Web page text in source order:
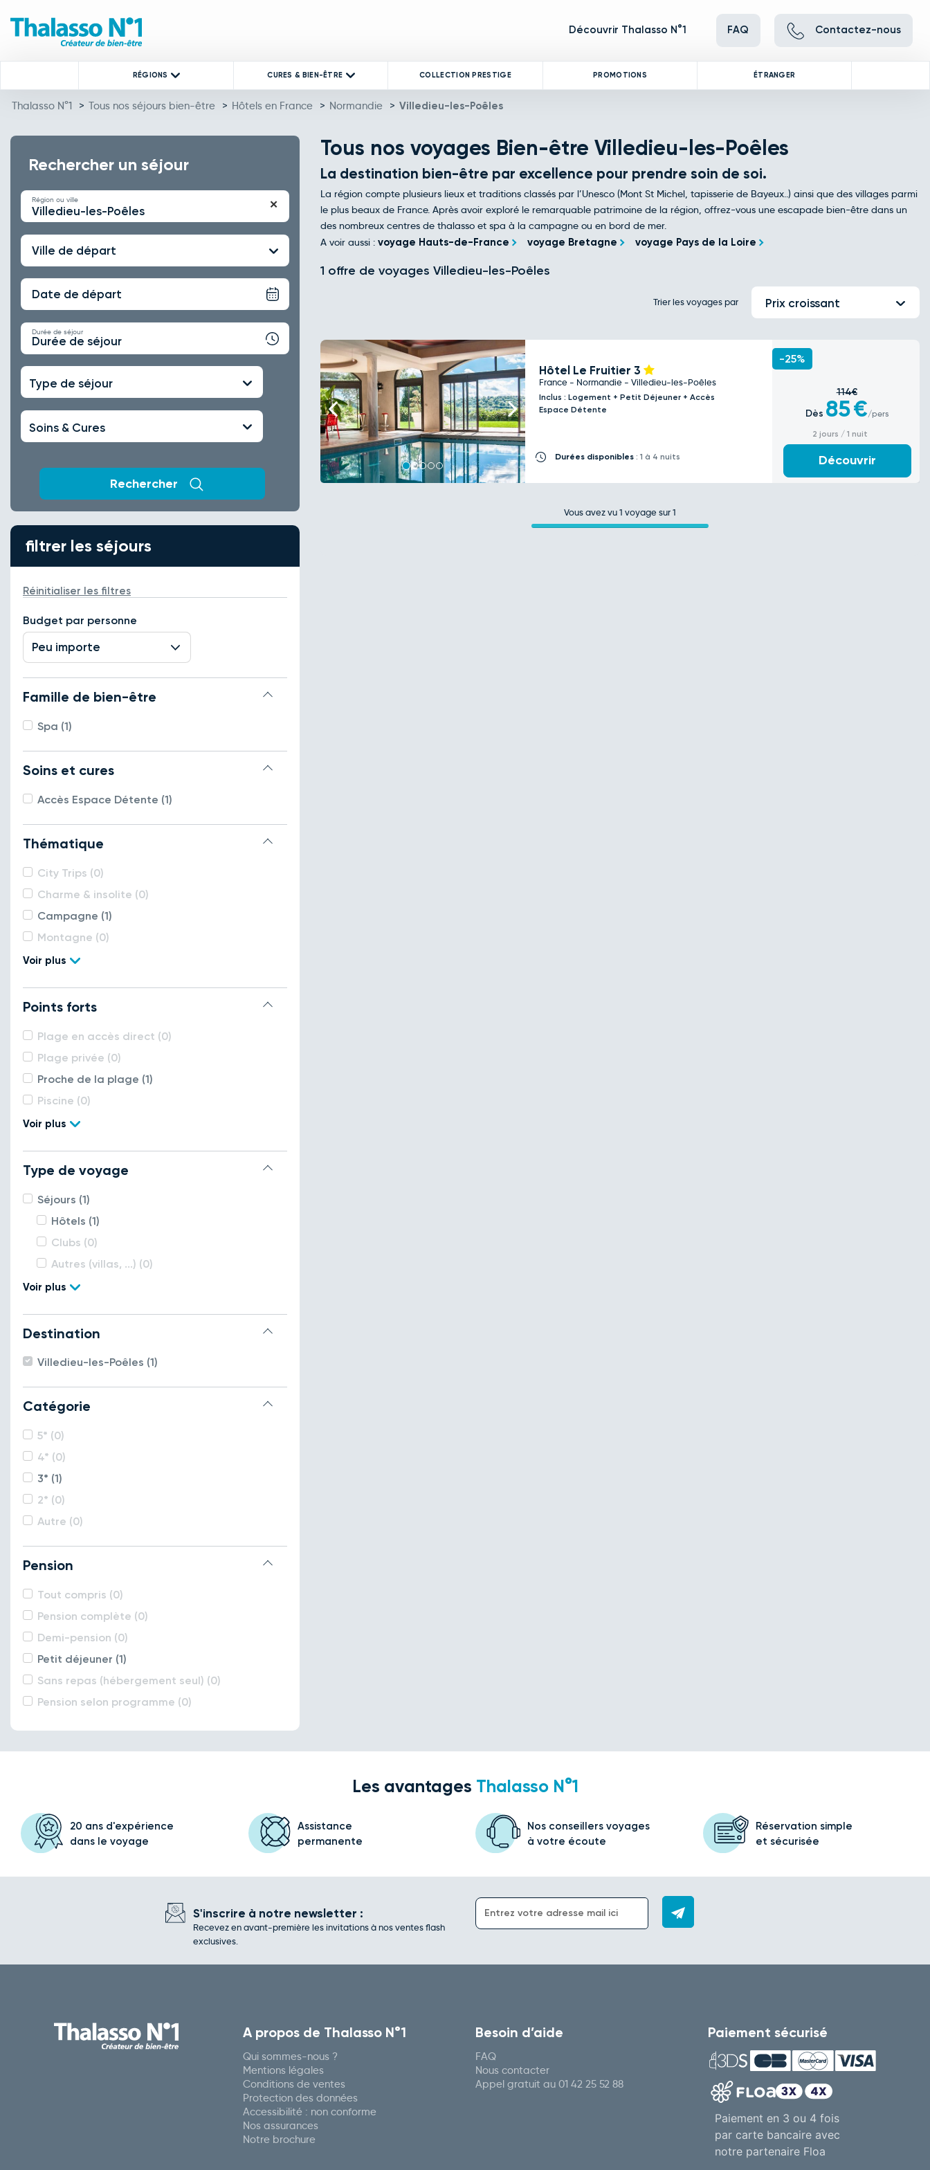
Découvrir Thalasso N°1 FAQ Contactez-nous
RÉGIONS CURES & BIEN-ÊTRE COLLECTION PRESTIGE PROMOTIONS ÉTRANGER
Thalasso N°1 > Tous nos séjours bien-être > Hôtels en France > Normandie > Villedieu-les-Poêles
Rechercher un séjour
Région ou ville
Villedieu-les-Poêles ✕
Ville de départ
Durée de séjour
Durée de séjour
Type de séjour
Soins & Cures
Rechercher
filtrer les séjours
Réinitialiser les filtres
Budget par personne
Peu importe
Famille de bien-être
Spa (1)
Soins et cures
Accès Espace Détente (1)
Thématique
City Trips (0)
Charme & insolite (0)
Campagne (1)
Montagne (0)
Voir plus
Points forts
Plage en accès direct (0)
Plage privée (0)
Proche de la plage (1)
Piscine (0)
Voir plus
Type de voyage
Séjours (1)
Hôtels (1)
Clubs (0)
Autres (villas, ...) (0)
Voir plus
Destination
Villedieu-les-Poêles (1)
Catégorie
5* (0)
4* (0)
3* (1)
2* (0)
Autre (0)
Pension
Tout compris (0)
Pension complète (0)
Demi-pension (0)
Petit déjeuner (1)
Sans repas (hébergement seul) (0)
Pension selon programme (0)
Tous nos voyages Bien-être Villedieu-les-Poêles
La destination bien-être par excellence pour prendre soin de soi.
La région compte plusieurs lieux et traditions classés par l’Unesco (Mont St Michel, tapisserie de Bayeux..) ainsi que des villages parmi
le plus beaux de France. Après avoir exploré le remarquable patrimoine de la région, offrez-vous une escapade bien-être dans un
des nombreux centres de thalasso et spa à la campagne ou en bord de mer.
A voir aussi : voyage Hauts-de-France voyage Bretagne voyage Pays de la Loire
1 offre de voyages Villedieu-les-Poêles
Trier les voyages par Prix croissant
Previous Next
Hôtel Le Fruitier 3
France - Normandie - Villedieu-les-Poêles
Inclus : Logement + Petit Déjeuner + Accès
Espace Détente
Durées disponibles: 1 à 4 nuits
-25%
114€
Dès 85€/pers
2 jours / 1 nuit
Découvrir
Vous avez vu1 voyage sur 1
Les avantages Thalasso N°1
20 ans d'expérience
dans le voyage
Assistance
permanente
Nos conseillers voyages
à votre écoute
Réservation simple
et sécurisée
S'inscrire à notre newsletter :
Recevez en avant-première les invitations à nos ventes flash
exclusives.
A propos de Thalasso N°1
Qui sommes-nous ?
Mentions légales
Conditions de ventes
Protection des données
Accessibilité : non conforme
Nos assurances
Notre brochure
Besoin d’aide
FAQ
Nous contacter
Appel gratuit au 01 42 25 52 88
Paiement sécurisé
Paiement en 3 ou 4 fois
par carte bancaire avec
notre partenaire Floa